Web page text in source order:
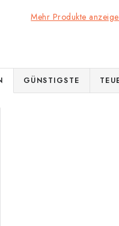
Mehr Produkte
GÜNSTIGSTE